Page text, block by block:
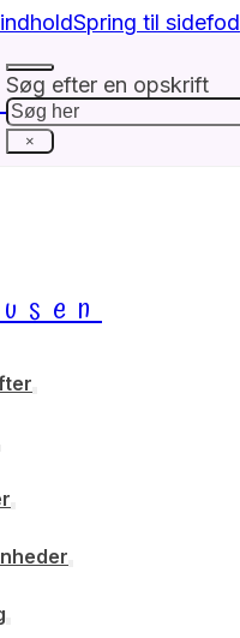
Spring til sidefod
Søg efter en opskrift
Søg
×